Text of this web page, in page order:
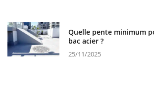
Quelle pente minimum
bac acier ?
25/11/2025